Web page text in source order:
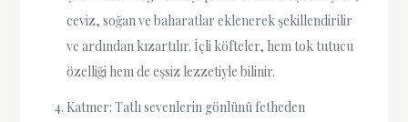
ceviz, soğan ve baharatlar eklenerek şekillendirilir
ve ardından kızartılır. İçli köfteler, hem tok tutucu
özelliği hem de eşsiz lezzetiyle bilinir.
Katmer: Tatlı sevenlerin gönlünü fetheden